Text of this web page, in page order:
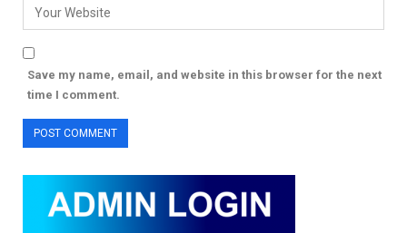
Save my name, email, and website in this browser for the next
time I comment.